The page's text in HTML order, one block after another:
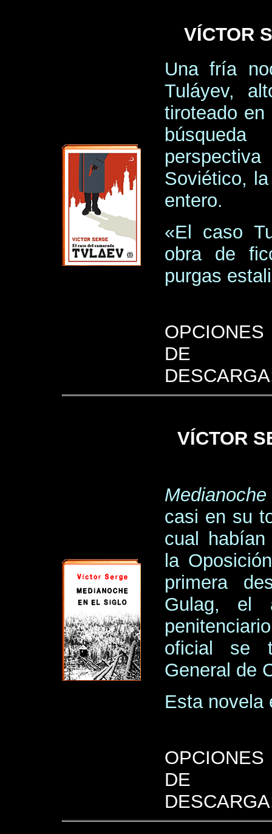
VÍCTOR
Una fría
Tuláyev,
tiroteado
Soviético,
entero.
«El caso
obra de
purgas
OPCIONES
DE
VÍCTOR
casi en su
cual
la
primera
Gulag, el
oficial se
General de
Esta novela
OPCIONES
DE